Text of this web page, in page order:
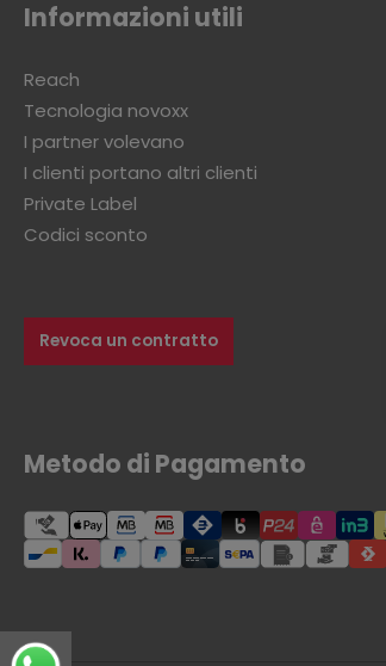
Informazioni utili
Reach
Tecnologia novoxx
I partner volevano
I clienti portano altri clienti
Private Label
Codici sconto
Revoca un contratto
Metodo di Pagamento